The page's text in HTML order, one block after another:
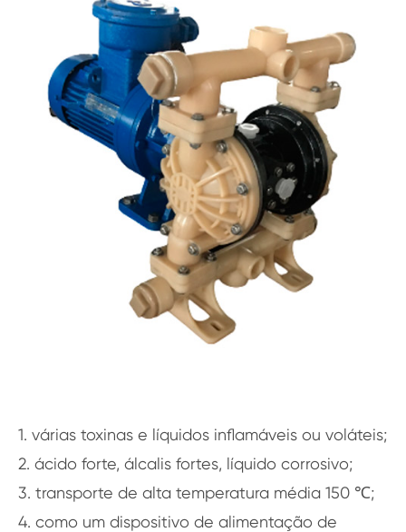
1. várias toxinas e líquidos inflamáveis ou voláteis;
2. ácido forte, álcalis fortes, líquido corrosivo;
3. transporte de alta temperatura média 150 ℃;
4. como um dispositivo de alimentação de